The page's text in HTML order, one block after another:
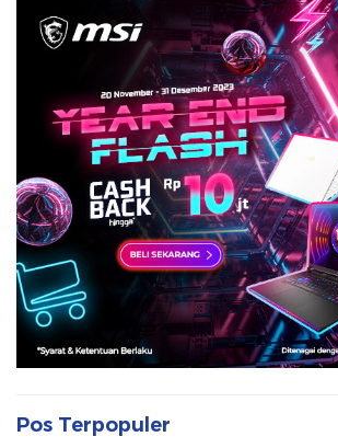
Pos Terpopuler